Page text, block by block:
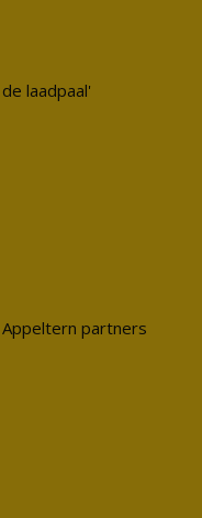
laadpaal'
partners